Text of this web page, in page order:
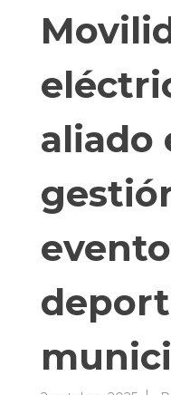
aliado